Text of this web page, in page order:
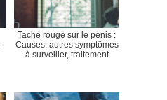
Tache rouge sur le pénis :
Causes, autres symptômes
à surveiller, traitement